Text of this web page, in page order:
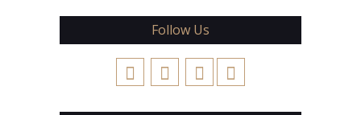
Follow Us